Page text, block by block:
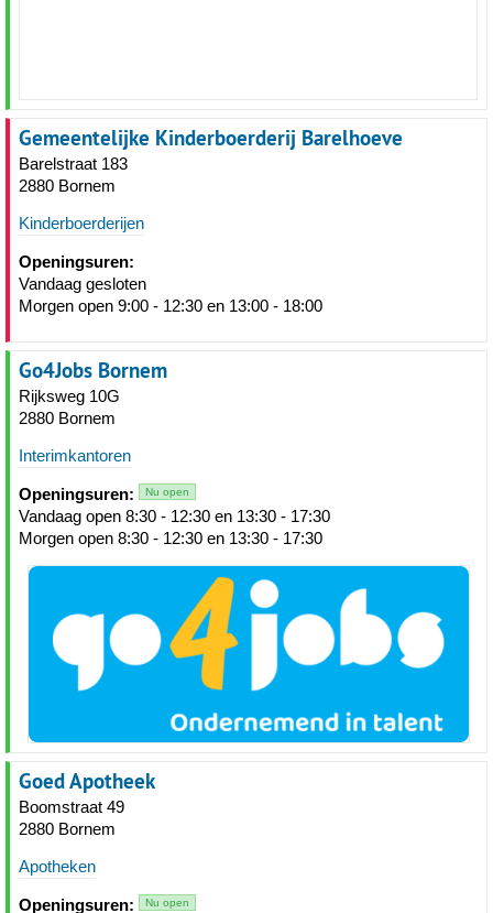
Gemeentelijke Kinderboerderij Barelhoeve
Barelstraat 183
2880 Bornem
Kinderboerderijen
Openingsuren:
Vandaag gesloten
Morgen open 9:00 - 12:30 en 13:00 - 18:00
Go4Jobs Bornem
Rijksweg 10G
2880 Bornem
Interimkantoren
Openingsuren: Nu open
Vandaag open 8:30 - 12:30 en 13:30 - 17:30
Morgen open 8:30 - 12:30 en 13:30 - 17:30
Goed Apotheek
Boomstraat 49
2880 Bornem
Apotheken
Openingsuren: Nu open